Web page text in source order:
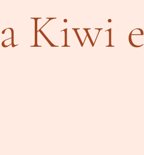
Kiwi e